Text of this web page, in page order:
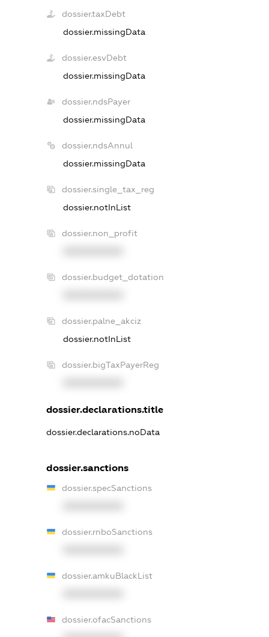
dossier.taxDebt
dossier.missingData
dossier.esvDebt
dossier.missingData
dossier.ndsPayer
dossier.missingData
dossier.ndsAnnul
dossier.missingData
dossier.single_tax_reg
dossier.notInList
dossier.non_profit
dossier.budget_dotation
dossier.palne_akciz
dossier.notInList
dossier.bigTaxPayerReg
dossier.declarations.title
dossier.declarations.noData
dossier.sanctions
dossier.specSanctions
dossier.rnboSanctions
dossier.amkuBlackList
dossier.ofacSanctions